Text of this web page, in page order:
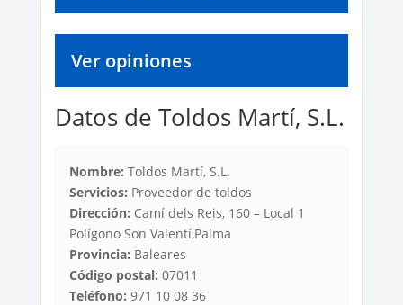
Ver opiniones
Datos de Toldos Martí, S.L.
Nombre: Toldos Martí, S.L.
Servicios: Proveedor de toldos
Dirección: Camí dels Reis, 160 – Local 1
Polígono Son Valentí,Palma
Provincia: Baleares
Código postal: 07011
Teléfono: 971 10 08 36